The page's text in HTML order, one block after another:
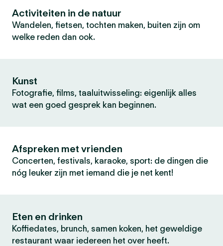
Activiteiten in de natuur
Wandelen, fietsen, tochten maken, buiten zijn om
welke reden dan ook.
Kunst
Fotografie, films, taaluitwisseling: eigenlijk alles
wat een goed gesprek kan beginnen.
Afspreken met vrienden
Concerten, festivals, karaoke, sport: de dingen die
nóg leuker zijn met iemand die je net kent!
Eten en drinken
Koffiedates, brunch, samen koken, het geweldige
restaurant waar iedereen het over heeft.